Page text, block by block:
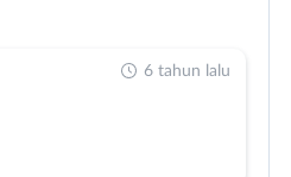
6 tahun lalu